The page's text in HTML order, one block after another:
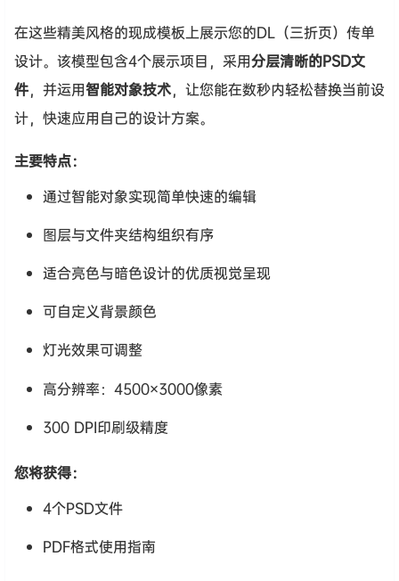
在这些精美风格的现成模板上展示您的DL（三折页）传单
设计。该模型包含4个展示项目，采用分层清晰的PSD文
件，并运用智能对象技术，让您能在数秒内轻松替换当前设
计，快速应用自己的设计方案。
主要特点：
通过智能对象实现简单快速的编辑
图层与文件夹结构组织有序
适合亮色与暗色设计的优质视觉呈现
可自定义背景颜色
灯光效果可调整
高分辨率：4500×3000像素
300 DPI印刷级精度
您将获得：
4个PSD文件
PDF格式使用指南